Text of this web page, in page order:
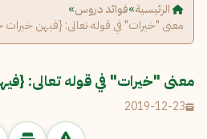
الرئيسية»فوائد دروس»
معنى "خيرات" في قوله تعالى: {فيهن
معنى "خيرات" في قوله تعالى:
2019-12-23
البريد الإلكتروني*
الرسالة